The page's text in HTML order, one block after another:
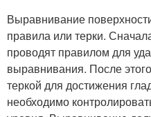
Выравнивание
правила или терки.
проводят правилом для
выравнивания. После
теркой для достижения
необходимо